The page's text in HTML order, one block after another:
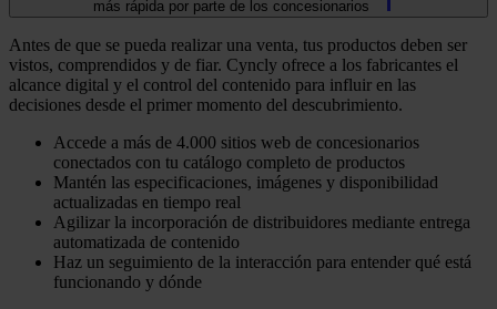
más rápida por parte de los concesionarios
Antes de que se pueda realizar una venta, tus productos deben ser
vistos, comprendidos y de fiar. Cyncly ofrece a los fabricantes el
alcance digital y el control del contenido para influir en las
decisiones desde el primer momento del descubrimiento.
Accede a más de 4.000 sitios web de concesionarios
conectados con tu catálogo completo de productos
Mantén las especificaciones, imágenes y disponibilidad
actualizadas en tiempo real
Agilizar la incorporación de distribuidores mediante entrega
automatizada de contenido
Haz un seguimiento de la interacción para entender qué está
funcionando y dónde